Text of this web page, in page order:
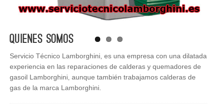
Quienes Somos
Servicio Técnico Lamborghini, es una empresa con una dilatada
experiencia en las reparaciones de calderas y quemadores de
gasoil Lamborghini, aunque también trabajamos calderas de
gas de la marca Lamborghini.